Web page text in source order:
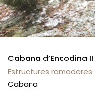
Cabana d’Encodina
Estructures ramaderes
Cabana